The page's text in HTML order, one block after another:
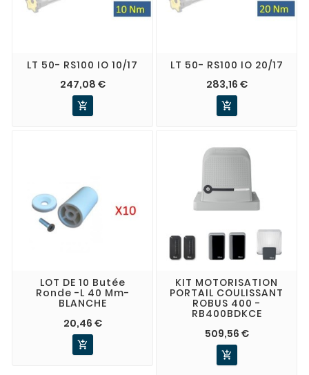
LT 50- RS100 IO 10/17
247,08 €

LT 50- RS100 IO 20/17
283,16 €

LOT DE 10 Butée
Ronde -L 40 Mm-
BLANCHE
20,46 €

KIT MOTORISATION
PORTAIL COULISSANT
ROBUS 400 -
RB400BDKCE
509,56 €
